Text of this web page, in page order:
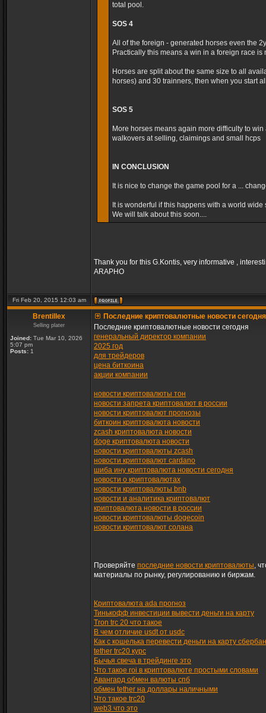
total pool.
SOS 4
All of the foreign - generated horses even the
Practically this means a win in a foreign race is
Horses are split about the same size to all
horses) and 30 trainners, then when you start
SOS 5
More horses means again more difficulty to
walkovers at selling, claimings and small hcps
IN CONCLUSION
It is nice to change the game pool for a ...
It is wonderful if this happens with a world
We will talk about this soon....
Thank you for this G.Kontis, very informative ,
ARAPHO
Fri Feb 20, 2015 12:03 am
Brentillex
Selling plater
Joined: Tue Mar 10, 2026
5:07 pm
Posts: 1
Последние криптовалютные новости сегодня
Последние криптовалютные новости сегодня
генеральный директор компании
2025 год
для трейдеров
цена биткоина
акции компании
новости криптовалюты тон
новости запрета криптовалют в россии
новости криптовалют прогнозы
биткоин криптовалюта новости
zcash криптовалюта новости
doge криптовалюта новости
новости криптовалюты zcash
новости криптовалют cardano
шиба ину криптовалюта новости сегодня
новости о криптовалютах
новости криптовалюты bnb
новости и аналитика криптовалют
криптовалюта новости в россии
новости криптовалюты dogecoin
новости криптовалют солана
Проверяйте последние новости криптовалюты,
материалы по рынку, регулированию и биржам.
Криптовалюта ada прогноз
Тинькофф инвестиции вывести деньги на карту
Tron trc 20 что такое
В чем отличие usdt от usdc
Как с кошелька перевести деньги на карту
tether trc20 курс
Бычья свеча в трейдинге это
Что такое roi в криптовалюте простыми словами
Авангард обмен валюты спб
обмен tether на доллары наличными
Что такое trc20
web3 что это